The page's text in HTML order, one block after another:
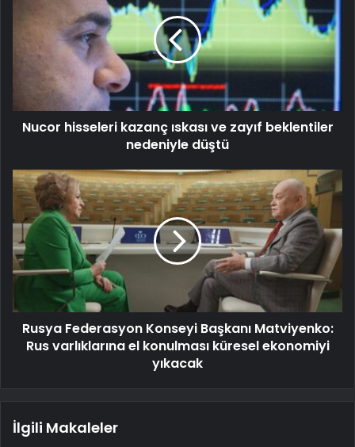
Nucor hisseleri kazanç ıskası ve zayıf beklentiler
nedeniyle düştü
Rusya Federasyon Konseyi Başkanı Matviyenko:
Rus varlıklarına el konulması küresel ekonomiyi
yıkacak
İlgili Makaleler